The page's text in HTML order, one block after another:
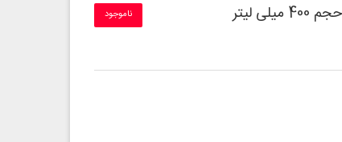
ناموجود